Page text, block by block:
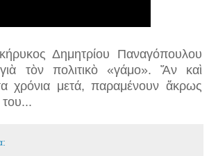
Δημητρίου Παναγόπουλου
τὸν πολιτικὸ «γάμο». Ἄν καὶ
χρόνια μετά, παραμένουν ἄκρως
του...